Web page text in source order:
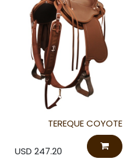
TEREQUE COYOTE
USD 247.20